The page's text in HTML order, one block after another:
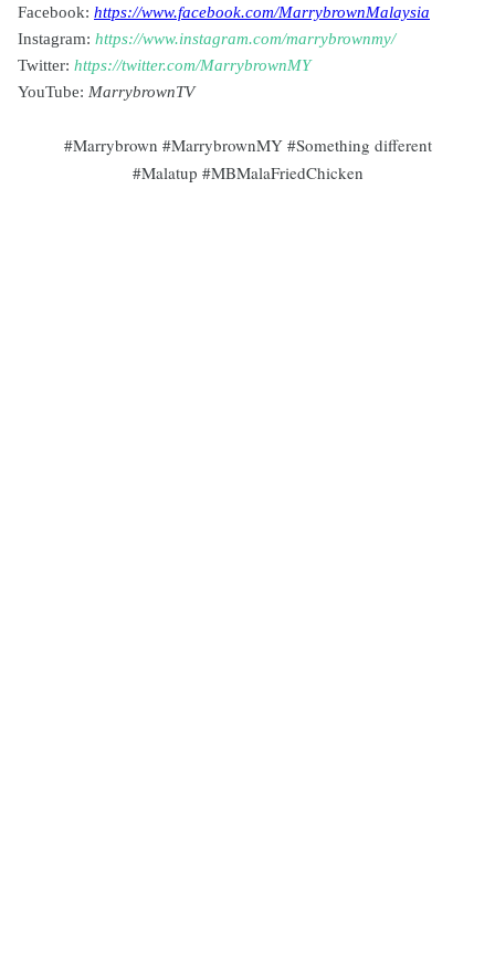
Facebook: https://www.facebook.com/MarrybrownMalaysia
Instagram: https://www.instagram.com/marrybrownmy/
Twitter: https://twitter.com/MarrybrownMY
YouTube: MarrybrownTV
#Marrybrown #MarrybrownMY #Something different
#Malatup #MBMalaFriedChicken